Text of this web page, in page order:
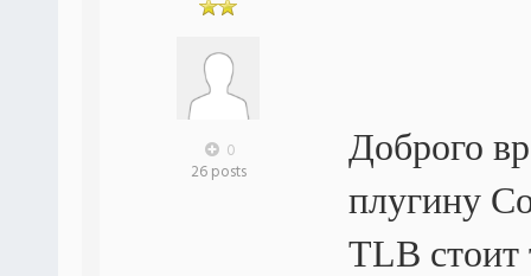
0
26 posts
Доброго
плугину
TLB стоит